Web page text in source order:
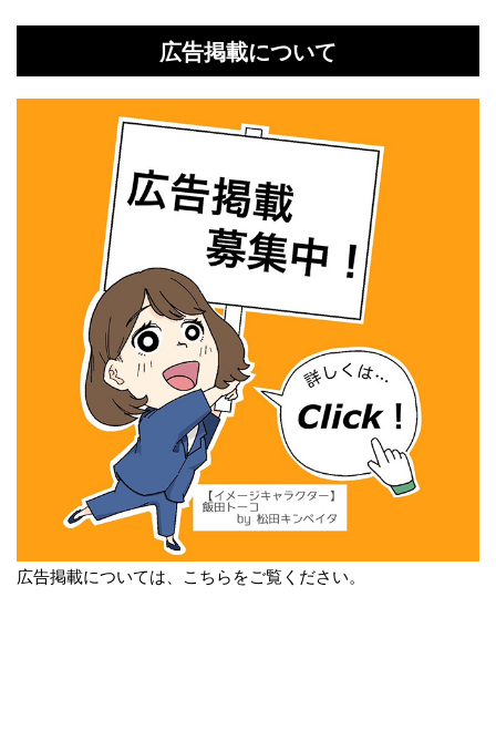
広告掲載について
広告掲載については、こちらをご覧ください。